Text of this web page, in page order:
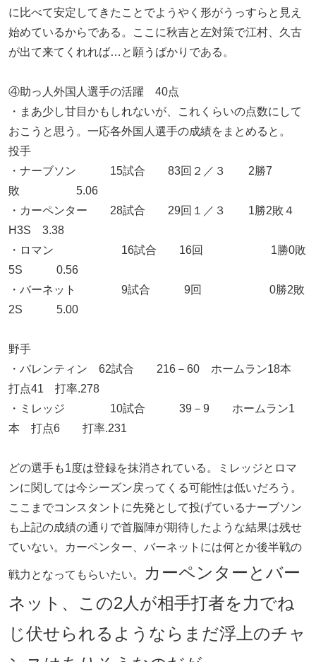
に比べて安定してきたことでようやく形がうっすらと見え
始めているからである。ここに秋吉と左対策で江村、久古
が出て来てくれれば…と願うばかりである。
④助っ人外国人選手の活躍 40点
・まあ少し甘目かもしれないが、これくらいの点数にして
おこうと思う。一応各外国人選手の成績をまとめると。
投手
・ナーブソン 15試合 83回２／３ 2勝7
敗 5.06
・カーペンター 28試合 29回１／３ 1勝2敗４
H3S 3.38
・ロマン 16試合 16回 1勝0敗
5S 0.56
・バーネット 9試合 9回 0勝2敗
2S 5.00
野手
・バレンティン 62試合 216－60 ホームラン18本
打点41 打率.278
・ミレッジ 10試合 39－9 ホームラン1
本 打点6 打率.231
どの選手も1度は登録を抹消されている。ミレッジとロマ
ンに関しては今シーズン戻ってくる可能性は低いだろう。
ここまでコンスタントに先発として投げているナーブソン
も上記の成績の通りで首脳陣が期待したような結果は残せ
ていない。カーペンター、バーネットには何とか後半戦の
戦力となってもらいたい。
カーペンターとバー
ネット、この2人が相手打者を力でね
じ伏せられるようならまだ浮上のチャ